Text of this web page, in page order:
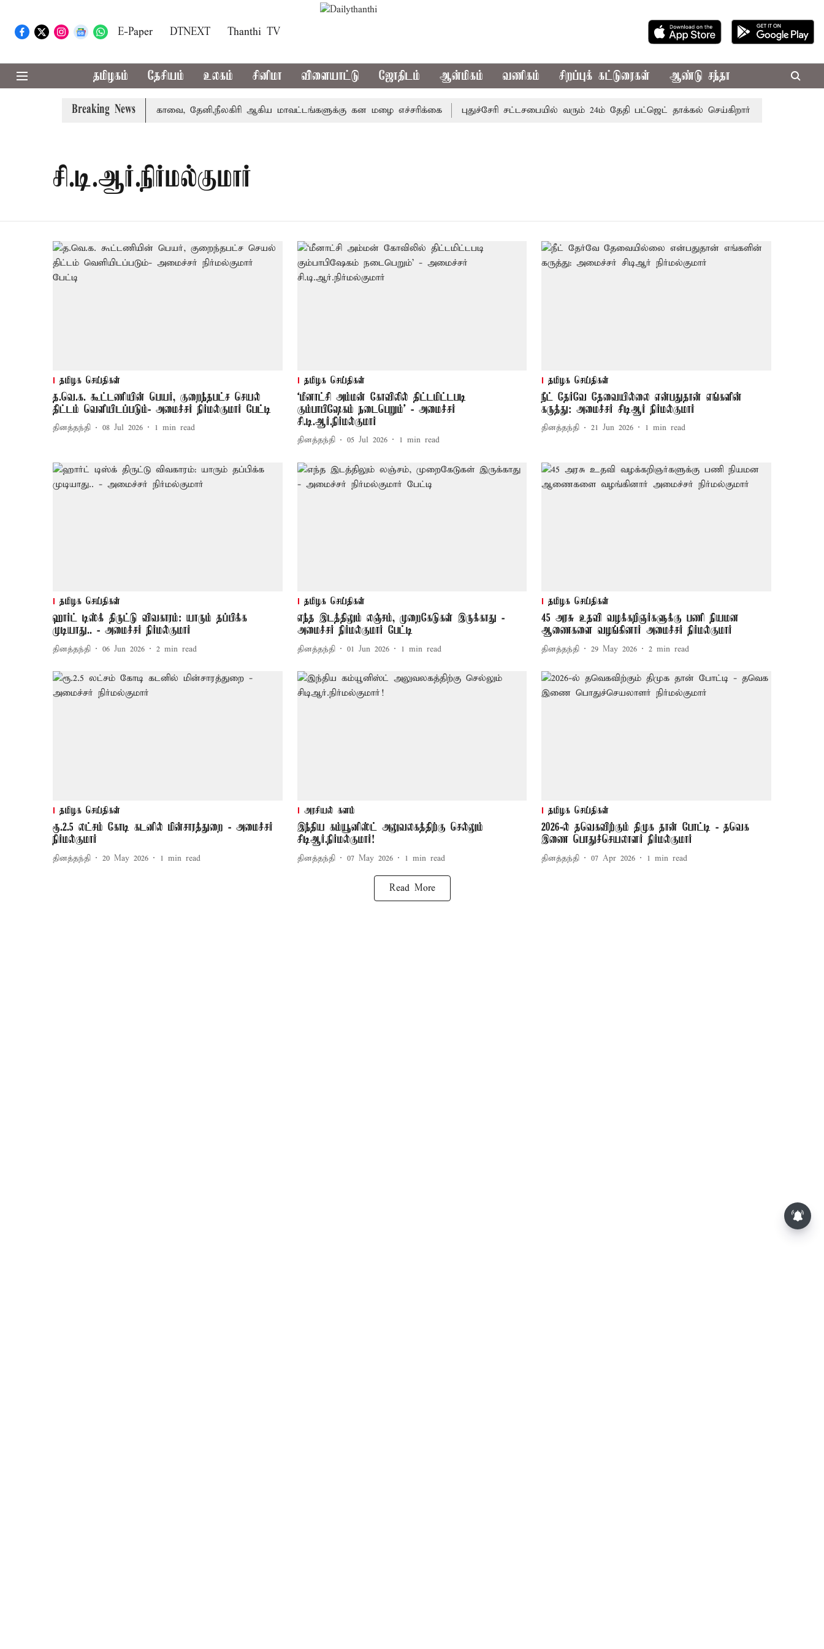
E-Paper DTNEXT Thanthi TV
தமிழகம் தேசியம் உலகம் சினிமா விளையாட்டு ஜோதிடம் ஆன்மிகம் வணிகம் சிறப்புக் கட்டுரைகள் ஆண்டு சந்தா
Breaking News
வாபஸ் பெற்றார் சங்கீதா கோவை, தேனி,நீலகிரி ஆகிய மாவட்டங்களுக்கு கன மழை எச்சரிக்கை புதுச்சேரி சட்டசபையில் வரும் 24ம் தேதி பட்ஜெட் தாக்கல் செய்கிறார் முதல்-அமைச்சர்
சி.டி.ஆர்.நிர்மல்குமார்
தமிழக செய்திகள்
த.வெ.க. கூட்டணியின் பெயர், குறைந்தபட்ச செயல்
திட்டம் வெளியிடப்படும்- அமைச்சர் நிர்மல்குமார் பேட்டி
தினத்தந்தி 08 Jul 2026 1 min read
தமிழக செய்திகள்
‘மீனாட்சி அம்மன் கோவிலில் திட்டமிட்டபடி
கும்பாபிஷேகம் நடைபெறும்’ - அமைச்சர்
சி.டி.ஆர்.நிர்மல்குமார்
தினத்தந்தி 05 Jul 2026 1 min read
தமிழக செய்திகள்
நீட் தேர்வே தேவையில்லை என்பதுதான் எங்களின்
கருத்து: அமைச்சர் சிடிஆர் நிர்மல்குமார்
தினத்தந்தி 21 Jun 2026 1 min read
தமிழக செய்திகள்
ஹார்ட் டிஸ்க் திருட்டு விவகாரம்: யாரும் தப்பிக்க
முடியாது.. - அமைச்சர் நிர்மல்குமார்
தினத்தந்தி 06 Jun 2026 2 min read
தமிழக செய்திகள்
எந்த இடத்திலும் லஞ்சம், முறைகேடுகள் இருக்காது -
அமைச்சர் நிர்மல்குமார் பேட்டி
தினத்தந்தி 01 Jun 2026 1 min read
தமிழக செய்திகள்
45 அரசு உதவி வழக்கறிஞர்களுக்கு பணி நியமன
ஆணைகளை வழங்கினார் அமைச்சர் நிர்மல்குமார்
தினத்தந்தி 29 May 2026 2 min read
தமிழக செய்திகள்
ரூ.2.5 லட்சம் கோடி கடனில் மின்சாரத்துறை - அமைச்சர்
நிர்மல்குமார்
தினத்தந்தி 20 May 2026 1 min read
அரசியல் களம்
இந்திய கம்யூனிஸ்ட் அலுவலகத்திற்கு செல்லும்
சிடிஆர்.நிர்மல்குமார்!
தினத்தந்தி 07 May 2026 1 min read
தமிழக செய்திகள்
2026-ல் தவெகவிற்கும் திமுக தான் போட்டி - தவெக
இணை பொதுச்செயலாளர் நிர்மல்குமார்
தினத்தந்தி 07 Apr 2026 1 min read
Read More